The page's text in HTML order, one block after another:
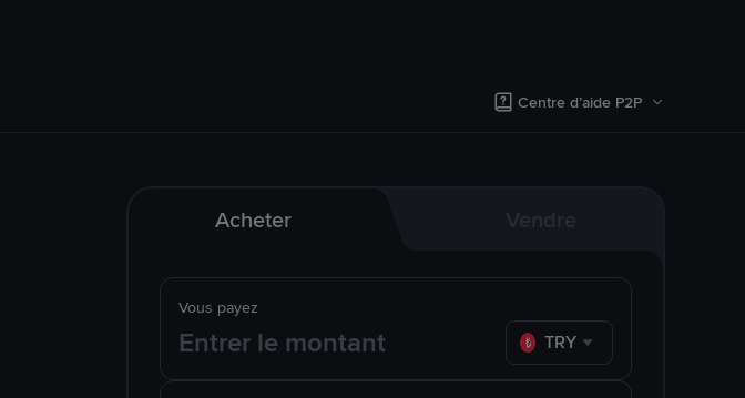
Centre d’aide P2P
Acheter
Vous payez
TRY